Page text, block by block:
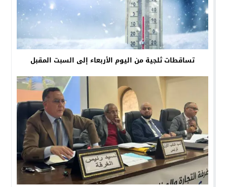
تساقطات ثلجية من اليوم الأربعاء إلى السبت المقبل